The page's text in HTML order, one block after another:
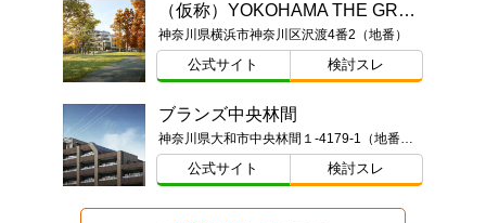
（仮称）YOKOHAMA THE GRAN PROJECT
神奈川県横浜市神奈川区沢渡4番2（地番）
公式サイト 検討スレ
ブランズ中央林間
神奈川県大和市中央林間１-4179-1（地番）ほか
公式サイト 検討スレ